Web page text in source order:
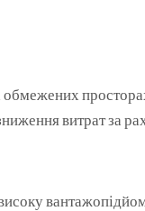
витрат за